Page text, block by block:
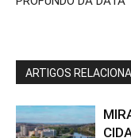
ARTIGOS